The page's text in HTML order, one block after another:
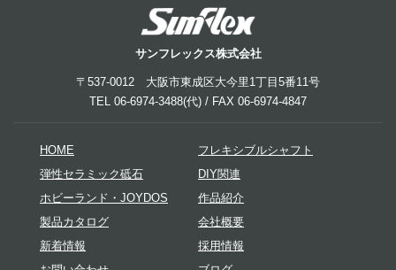
サンフレックス株式会社
〒537-0012 大阪市東成区大今里1丁目5番11号
TEL 06-6974-3488(代) / FAX 06-6974-4847
HOME
フレキシブルシャフト
弾性セラミック砥石
DIY関連
ホビーランド・JOYDOS
作品紹介
製品カタログ
会社概要
新着情報
採用情報